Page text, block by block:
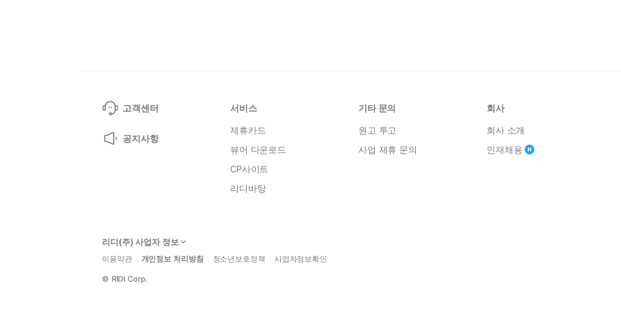
고객센터
공지사항
서비스
제휴카드
뷰어 다운로드
CP사이트
리디바탕
기타 문의
원고 투고
사업 제휴 문의
회사
회사 소개
인재채용
리디(주) 사업자 정보
이용약관 개인정보 처리방침 청소년보호정책 사업자정보확인
© RIDI Corp.